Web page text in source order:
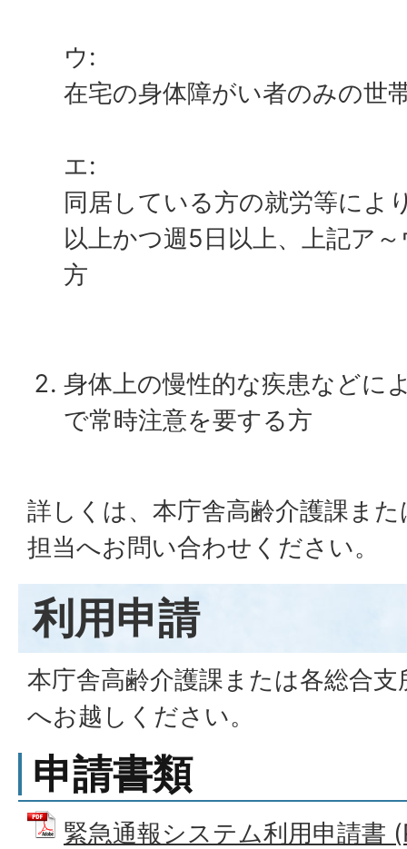
ウ:
在宅の身体障がい者のみの世
エ:
同居している方の就労等によ
以上かつ週5日以上、上記ア
方
身体上の慢性的な疾患などに
で常時注意を要する方
詳しくは、本庁舎高齢介護課ま
担当へお問い合わせください。
利用申請
本庁舎高齢介護課または各総合
へお越しください。
申請書類
緊急通報システム利用申請書